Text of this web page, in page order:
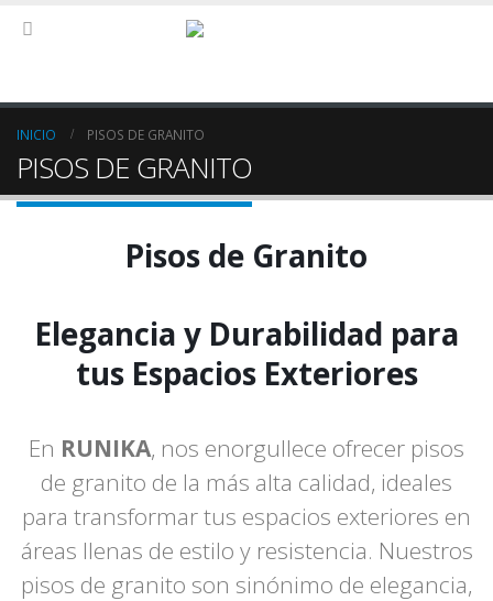
INICIO PISOS DE GRANITO
PISOS DE GRANITO
Pisos de Granito
Elegancia y Durabilidad para
tus Espacios Exteriores
En RUNIKA, nos enorgullece ofrecer pisos
de granito de la más alta calidad, ideales
para transformar tus espacios exteriores en
áreas llenas de estilo y resistencia. Nuestros
pisos de granito son sinónimo de elegancia,